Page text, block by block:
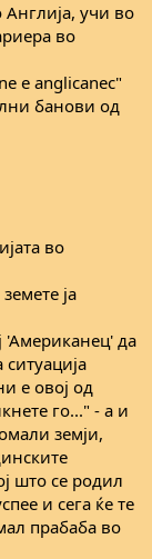
Англија, учи во
во
e anglicanec"
банови од
во
ја
'Американец' да
е овој од
го..." - а и
земји,
што се родил
и сега ќе те
прабаба во